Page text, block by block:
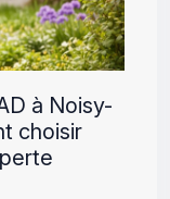
à Noisy-
choisir